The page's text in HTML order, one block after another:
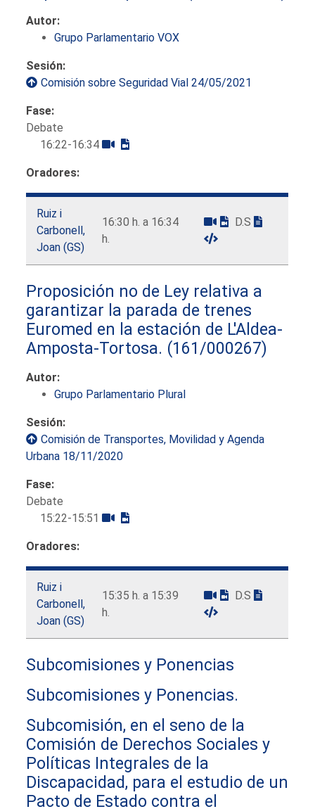
Autor:
Grupo Parlamentario VOX
Sesión:
Comisión sobre Seguridad Vial 24/05/2021
Fase:
Debate
16:22-16:34
Oradores:
Ruiz i
Carbonell,
Joan (GS)
16:30 h. a 16:34
h.
D.S
Proposición no de Ley relativa a
garantizar la parada de trenes
Euromed en la estación de L'Aldea-
Amposta-Tortosa. (161/000267)
Autor:
Grupo Parlamentario Plural
Sesión:
Comisión de Transportes, Movilidad y Agenda
Urbana 18/11/2020
Fase:
Debate
15:22-15:51
Oradores:
Ruiz i
Carbonell,
Joan (GS)
15:35 h. a 15:39
h.
D.S
Subcomisiones y Ponencias
Subcomisiones y Ponencias.
Subcomisión, en el seno de la
Comisión de Derechos Sociales y
Políticas Integrales de la
Discapacidad, para el estudio de un
Pacto de Estado contra el